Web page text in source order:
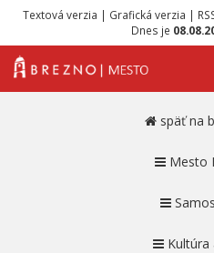
Textová verzia | Grafická verzia |
Dnes je
späť na
Mesto